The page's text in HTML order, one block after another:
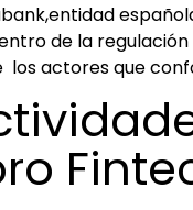
de la
los actores que